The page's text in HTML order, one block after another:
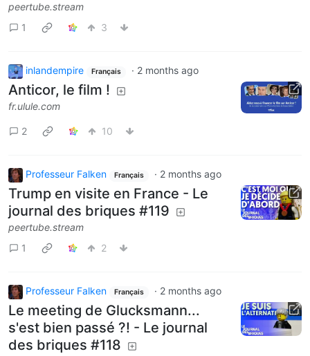
peertube.stream
1
3
inlandempire Français · 2 months ago
Anticor, le film !
fr.ulule.com
2 10
Professeur Falken Français · 2 months ago
Trump en visite en France - Le
journal des briques #119
peertube.stream
1
2
Professeur Falken Français · 2 months ago
Le meeting de Glucksmann...
s'est bien passé ?! - Le journal
des briques #118